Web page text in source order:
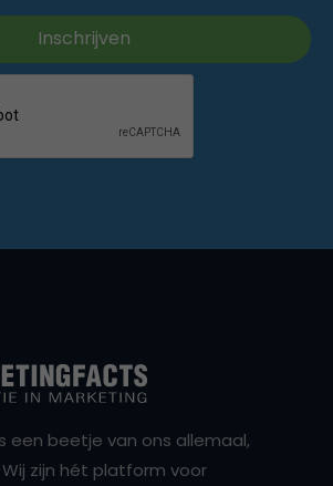
een beetje van ons allemaal,
zijn hét platform voor